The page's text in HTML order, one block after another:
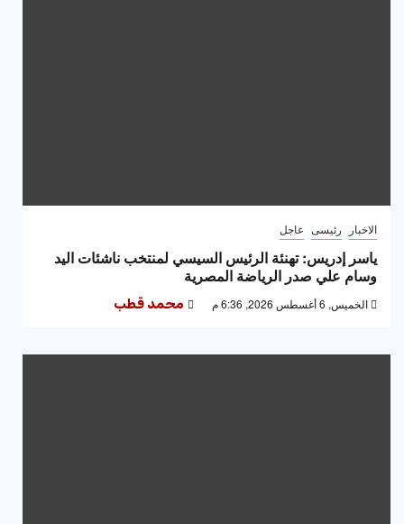
الاخبار رئيسى عاجل
ياسر إدريس: تهنئة الرئيس السيسي لمنتخب ناشئات اليد
وسام علي صدر الرياضة المصرية
الخميس, 6 أغسطس 2026, 6:36 م محمد قطب